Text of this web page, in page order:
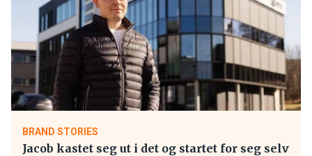
BRAND STORIES
Jacob kastet seg ut i det og startet for seg selv